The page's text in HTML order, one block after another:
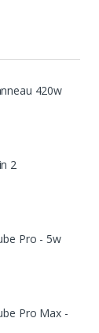
420w
2
Pro - 5w
Pro Max -